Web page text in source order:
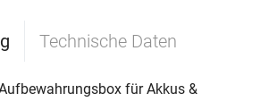
Technische Daten
für Akkus &